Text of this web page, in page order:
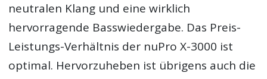
neutralen Klang und eine wirklich
hervorragende Basswiedergabe. Das Preis-
Leistungs-Verhältnis der nuPro X-3000 ist
optimal. Hervorzuheben ist übrigens auch die